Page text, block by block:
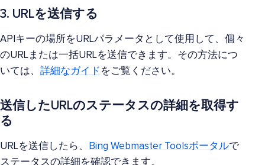
3. URLを送信する
APIキーの場所をURLパラメータとして使用して、個々
のURLまたは一括URLを送信できます。その方法につ
いては、 詳細なガイド をご覧ください。
送信したURLのステータスの詳細を取得す
る
URLを送信したら、 Bing Webmaster Toolsポータルで
ステータスの詳細を確認できます。